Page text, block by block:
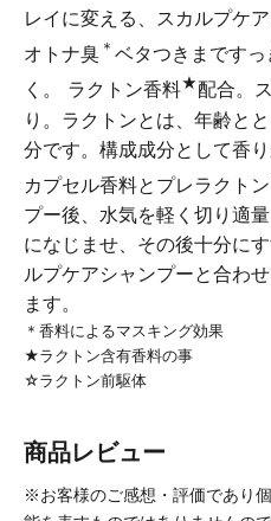
レイに変える、スカルプケ
オトナ臭 ＊ ベタつきまです
く。 ラクトン香料★配合。
り。ラクトンとは、年齢と
分です。構成成分として香
カプセル香料とプレラクトン
プー後、水気を軽く切り適
になじませ、その後十分に
ルプケアシャンプーと合わ
ます。
＊香料によるマスキング効果
★ラクトン含有香料の事
☆ラクトン前駆体
商品レビュー
※お客様のご感想・評価であり